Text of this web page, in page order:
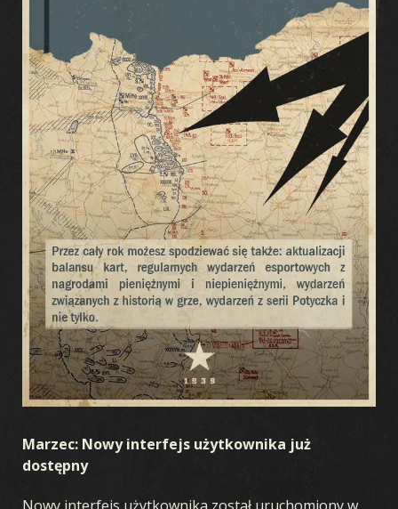
Marzec: Nowy interfejs użytkownika już
dostępny
GRA
CZYM JEST KARDS JAK GRAĆ SKLEP
KRAJE
AKADEMIA KARDS
FAQ
KARTY